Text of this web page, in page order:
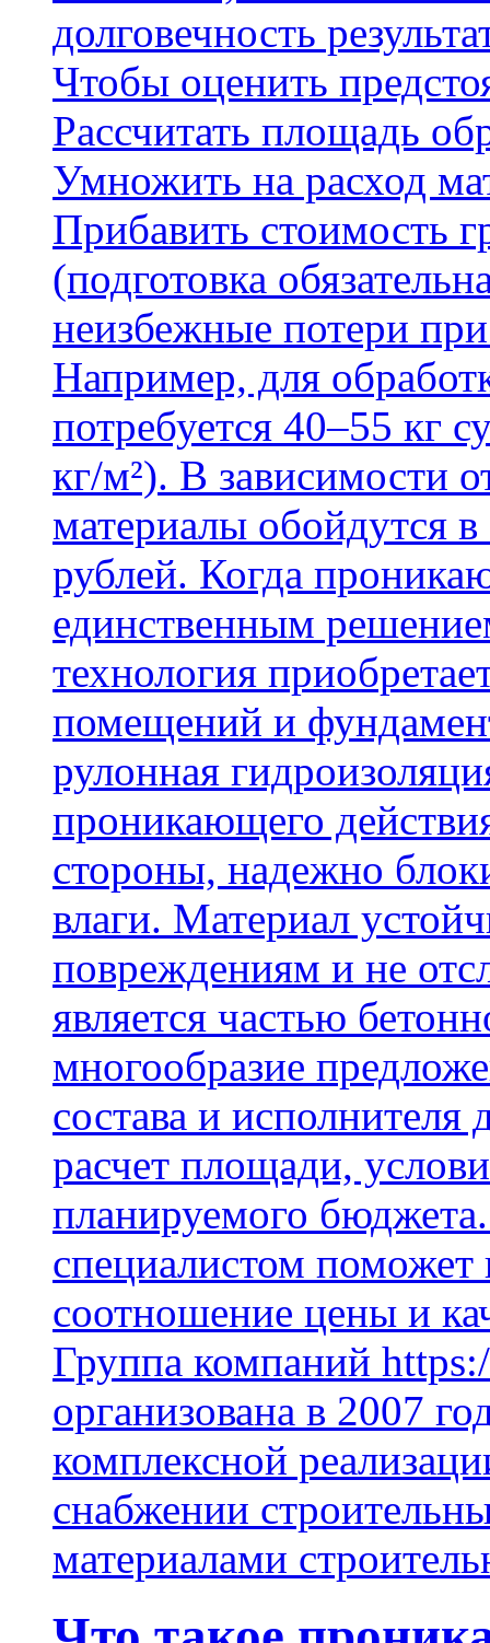
долговечность
Чтобы оценить
Рассчитать площадь
Умножить на расход
Прибавить стоимость
(подготовка
неизбежные потери
Например, для
потребуется 40–55 кг
кг/м²). В зависимости
материалы обойдутся
рублей. Когда
единственным
технология
помещений и
рулонная
проникающего
стороны, надежно
влаги. Материал
повреждениям и не
является частью
многообразие
состава и
расчет площади,
планируемого
специалистом поможет
соотношение цены и
Группа компаний
организована в 2007
комплексной
снабжении
материалами